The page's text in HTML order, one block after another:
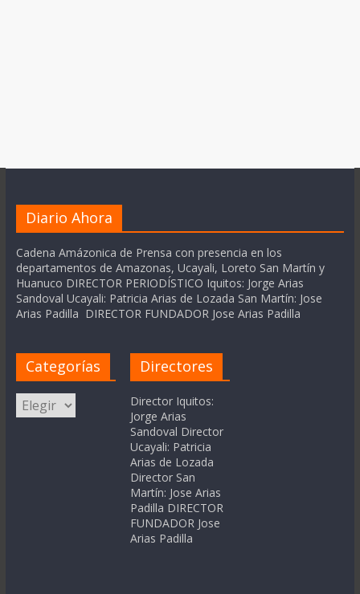
Diario Ahora
Cadena Amázonica de Prensa con presencia en los
departamentos de Amazonas, Ucayali, Loreto San Martín y
Huanuco DIRECTOR PERIODÍSTICO Iquitos: Jorge Arias
Sandoval Ucayali: Patricia Arias de Lozada San Martín: Jose
Arias Padilla DIRECTOR FUNDADOR Jose Arias Padilla
Categorías
Categorías
Directores
Director Iquitos:
Jorge Arias
Sandoval Director
Ucayali: Patricia
Arias de Lozada
Director San
Martín: Jose Arias
Padilla DIRECTOR
FUNDADOR Jose
Arias Padilla